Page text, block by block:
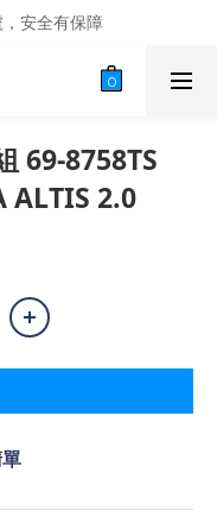
議購買之前先詢問貨況
安全有保障
議購買之前先詢問貨況
69-8758TS
ALTIS 2.0